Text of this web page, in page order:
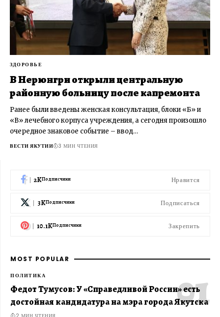
ЗДОРОВЬЕ
В Нерюнгри открыли центральную
районную больницу после капремонта
Ранее были введены женская консультация, блоки «Б» и
«В» лечебного корпуса учреждения, а сегодня произошло
очередное знаковое событие – ввод…
ВЕСТИ ЯКУТИИ 3 МИН ЧТЕНИЯ
2KПодписчики Нравится
3KПодписчики Подписаться
10.1KПодписчики Закрепить
MOST POPULAR
ПОЛИТИКА
Федот Тумусов: У «Справедливой России» есть
достойная кандидатура на мэра города Якутска